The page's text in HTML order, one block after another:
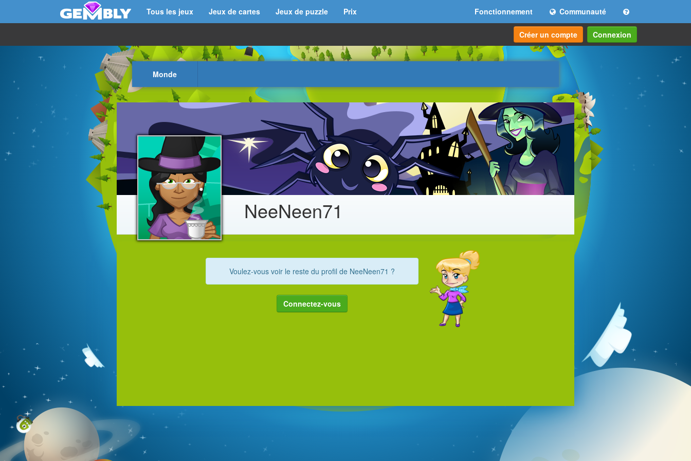
Tous les jeux Jeux de cartes Jeux de puzzle Prix Fonctionnement Communauté
Créer un compte Connexion
Monde
NeeNeen71
Voulez-vous voir le reste du profil de NeeNeen71 ?
Connectez-vous